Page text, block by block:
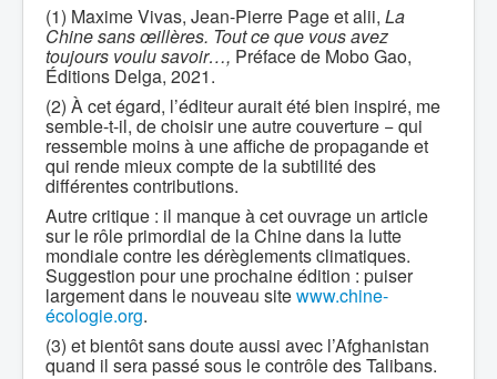
(1) Maxime Vivas, Jean-Pierre Page et alii, La
Chine sans œillères. Tout ce que vous avez
toujours voulu savoir…, Préface de Mobo Gao,
Éditions Delga, 2021.
(2) À cet égard, l’éditeur aurait été bien inspiré, me
semble-t-il, de choisir une autre couverture − qui
ressemble moins à une affiche de propagande et
qui rende mieux compte de la subtilité des
différentes contributions.
Autre critique : il manque à cet ouvrage un article
sur le rôle primordial de la Chine dans la lutte
mondiale contre les dérèglements climatiques.
Suggestion pour une prochaine édition : puiser
largement dans le nouveau sitewww.chine-
écologie.org.
(3) et bientôt sans doute aussi avec l’Afghanistan
quand il sera passé sous le contrôle des Talibans.